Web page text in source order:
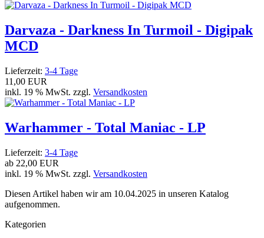
Darvaza - Darkness In Turmoil - Digipak
MCD
Lieferzeit: 3-4 Tage
11,00 EUR
inkl. 19 % MwSt. zzgl. Versandkosten
Warhammer - Total Maniac - LP
Lieferzeit: 3-4 Tage
ab 22,00 EUR
inkl. 19 % MwSt. zzgl. Versandkosten
Diesen Artikel haben wir am 10.04.2025 in unseren Katalog
aufgenommen.
Kategorien